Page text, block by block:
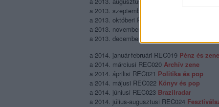
a 2013. szeptemberi REC015
a 2013. októberi REC016
a 2013. novemberi REC017
a 2013. decemberi REC018
a 2014. január-februári REC019 Pénz és zene
a 2014. márciusi REC020 Archív zene
a 2014. áprilisi REC021 Politika és pop
a 2014. májusi REC022 Könyv és pop
a 2014. júniusi REC023 Brazilradar
a 2014. július-augusztusi REC024